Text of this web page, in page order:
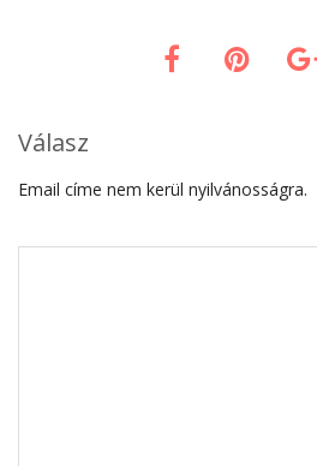
Válasz
Email címe nem kerül nyilvánosságra.